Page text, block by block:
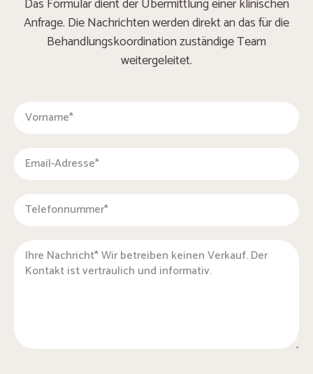
Das Formular dient der Übermittlung einer klinischen
Anfrage. Die Nachrichten werden direkt an das für die
Behandlungskoordination zuständige Team
weitergeleitet.